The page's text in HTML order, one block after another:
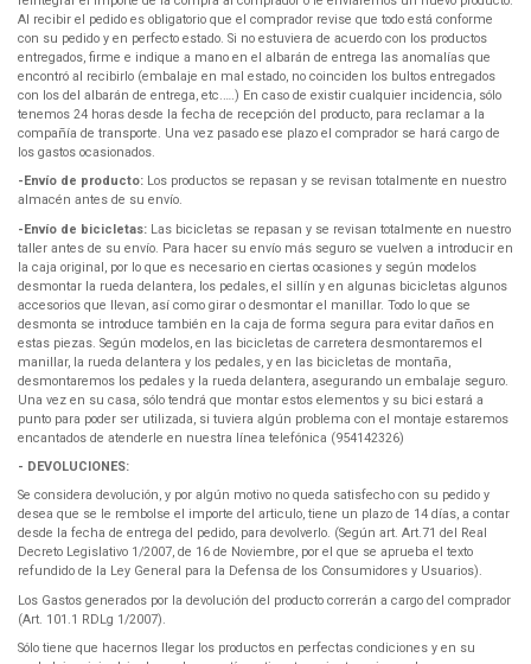
Al recibir el pedido es obligatorio que el comprador revise que todo está conforme
con su pedido y en perfecto estado. Si no estuviera de acuerdo con los productos
entregados, firme e indique a mano en el albarán de entrega las anomalías que
encontró al recibirlo (embalaje en mal estado, no coinciden los bultos entregados
con los del albarán de entrega, etc.….) En caso de existir cualquier incidencia, sólo
tenemos 24 horas desde la fecha de recepción del producto, para reclamar a la
compañía de transporte. Una vez pasado ese plazo el comprador se hará cargo de
los gastos ocasionados.
-Envío de producto: Los productos se repasan y se revisan totalmente en nuestro
almacén antes de su envío.
-Envío de bicicletas: Las bicicletas se repasan y se revisan totalmente en nuestro
taller antes de su envío. Para hacer su envío más seguro se vuelven a introducir en
la caja original, por lo que es necesario en ciertas ocasiones y según modelos
desmontar la rueda delantera, los pedales, el sillín y en algunas bicicletas algunos
accesorios que llevan, así como girar o desmontar el manillar. Todo lo que se
desmonta se introduce también en la caja de forma segura para evitar daños en
estas piezas. Según modelos, en las bicicletas de carretera desmontaremos el
manillar, la rueda delantera y los pedales, y en las bicicletas de montaña,
desmontaremos los pedales y la rueda delantera, asegurando un embalaje seguro.
Una vez en su casa, sólo tendrá que montar estos elementos y su bici estará a
punto para poder ser utilizada, si tuviera algún problema con el montaje estaremos
encantados de atenderle en nuestra línea telefónica (954142326)
- DEVOLUCIONES:
Se considera devolución, y por algún motivo no queda satisfecho con su pedido y
desea que se le rembolse el importe del articulo, tiene un plazo de 14 días, a contar
desde la fecha de entrega del pedido, para devolverlo. (Según art. Art.71 del Real
Decreto Legislativo 1/2007, de 16 de Noviembre, por el que se aprueba el texto
refundido de la Ley General para la Defensa de los Consumidores y Usuarios).
Los Gastos generados por la devolución del producto correrán a cargo del comprador
(Art. 101.1 RDLg 1/2007).
Sólo tiene que hacernos llegar los productos en perfectas condiciones y en su